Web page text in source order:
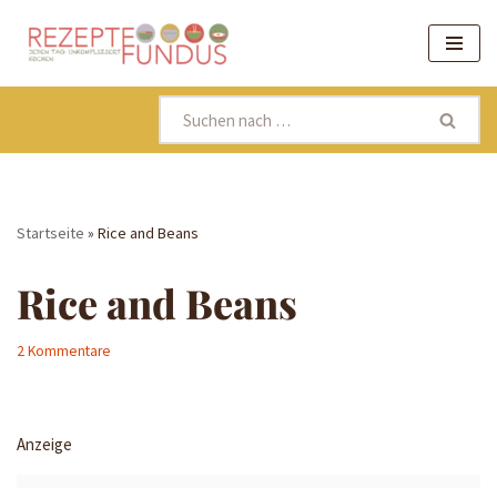
Zum
Inhalt
Startseite » Rice and Beans
Rice and Beans
2 Kommentare
Anzeige